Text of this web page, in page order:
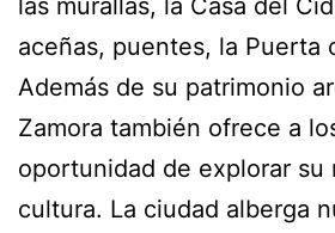
las murallas, la Casa del
aceñas, puentes, la Puerta
Además de su patrimonio
Zamora también ofrece a
oportunidad de explorar su
cultura. La ciudad alberga